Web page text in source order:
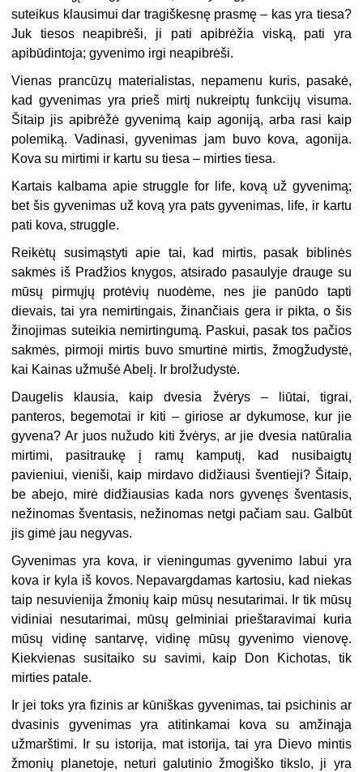
suteikus klausimui dar tragiškesnę prasmę – kas yra tiesa?
Juk tiesos neapibrėši, ji pati apibrėžia viską, pati yra
apibūdintoja; gyvenimo irgi neapibrėši.
Vienas prancūzų materialistas, nepamenu kuris, pasakė,
kad gyvenimas yra prieš mirtį nukreiptų funkcijų visuma.
Šitaip jis apibrėžė gyvenimą kaip agoniją, arba rasi kaip
polemiką. Vadinasi, gyvenimas jam buvo kova, agonija.
Kova su mirtimi ir kartu su tiesa – mirties tiesa.
Kartais kalbama apie struggle for life, kovą už gyvenimą;
bet šis gyvenimas už kovą yra pats gyvenimas, life, ir kartu
pati kova, struggle.
Reikėtų susimąstyti apie tai, kad mirtis, pasak biblinės
sakmės iš Pradžios knygos, atsirado pasaulyje drauge su
mūsų pirmųjų protėvių nuodėme, nes jie panūdo tapti
dievais, tai yra nemirtingais, žinančiais gera ir pikta, o šis
žinojimas suteikia nemirtingumą. Paskui, pasak tos pačios
sakmės, pirmoji mirtis buvo smurtinė mirtis, žmogžudystė,
kai Kainas užmušė Abelį. Ir brolžudystė.
Daugelis klausia, kaip dvesia žvėrys – liūtai, tigrai,
panteros, begemotai ir kiti – giriose ar dykumose, kur jie
gyvena? Ar juos nužudo kiti žvėrys, ar jie dvesia natūralia
mirtimi, pasitraukę į ramų kamputį, kad nusibaigtų
pavieniui, vieniši, kaip mirdavo didžiausi šventieji? Šitaip,
be abejo, mirė didžiausias kada nors gyvenęs šventasis,
nežinomas šventasis, nežinomas netgi pačiam sau. Galbūt
jis gimė jau negyvas.
Gyvenimas yra kova, ir vieningumas gyvenimo labui yra
kova ir kyla iš kovos. Nepavargdamas kartosiu, kad niekas
taip nesuvienija žmonių kaip mūsų nesutarimai. Ir tik mūsų
vidiniai nesutarimai, mūsų gelminiai prieštaravimai kuria
mūsų vidinę santarvę, vidinę mūsų gyvenimo vienovę.
Kiekvienas susitaiko su savimi, kaip Don Kichotas, tik
mirties patale.
Ir jei toks yra fizinis ar kūniškas gyvenimas, tai psichinis ar
dvasinis gyvenimas yra atitinkamai kova su amžinąja
užmarštimi. Ir su istorija, mat istorija, tai yra Dievo mintis
žmonių planetoje, neturi galutinio žmogiško tikslo, ji yra